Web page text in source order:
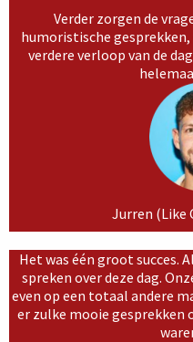
Verder zorgen de
humoristische
verdere verloop van de
Jurren (Like
Het was één groot succes.
spreken over deze dag.
even op een totaal andere
er zulke mooie gesprekken